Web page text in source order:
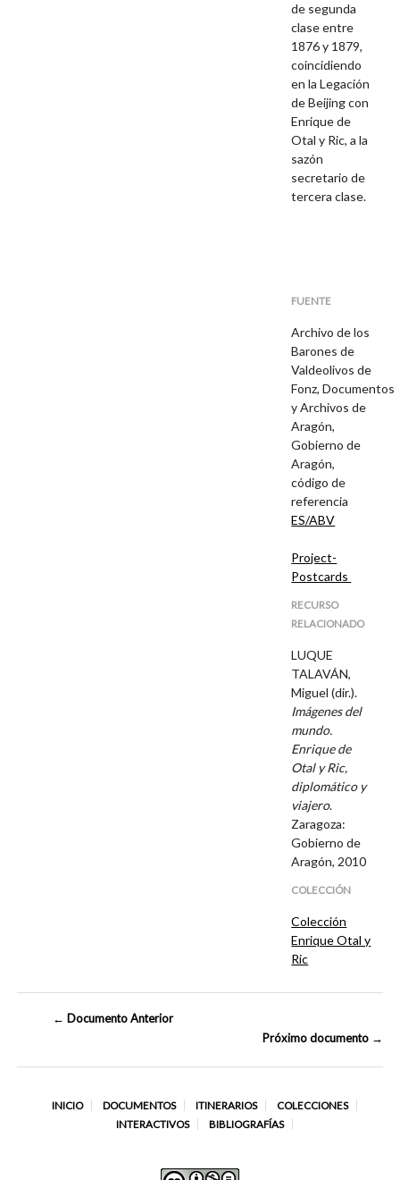
de segunda
clase entre
1876 y 1879,
coincidiendo
en la Legación
de Beijing con
Enrique de
Otal y Ric, a la
sazón
secretario de
tercera clase.
FUENTE
Archivo de los
Barones de
Valdeolivos de
Fonz, Documentos
y Archivos de
Aragón,
Gobierno de
Aragón,
código de
referencia
ES/ABV
Project-
Postcards
RECURSO
RELACIONADO
LUQUE
TALAVÁN,
Miguel (dir.).
Imágenes del
mundo.
Enrique de
Otal y Ric,
diplomático y
viajero.
Zaragoza:
Gobierno de
Aragón, 2010
COLECCIÓN
Colección
Enrique Otal y
Ric
← Documento Anterior
Próximo documento →
INICIO DOCUMENTOS ITINERARIOS
COLECCIONES
INTERACTIVOS
BIBLIOGRAFÍAS